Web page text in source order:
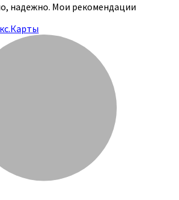
надежно. Мои рекомендации